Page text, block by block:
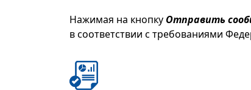
Нажимая на кнопку Отправить
в соответствии с требованиями